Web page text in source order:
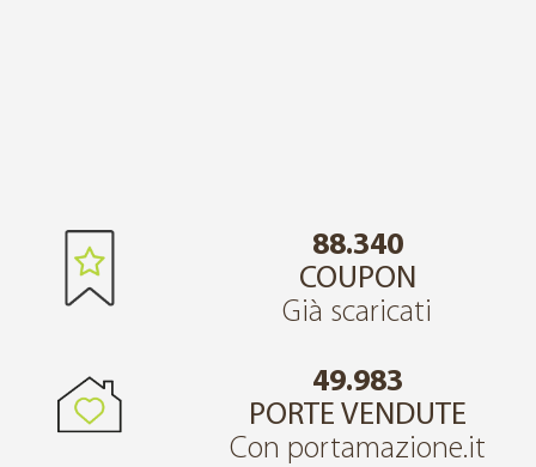
88.340
COUPON
Già scaricati
49.983
PORTE VENDUTE
Con portamazione.it